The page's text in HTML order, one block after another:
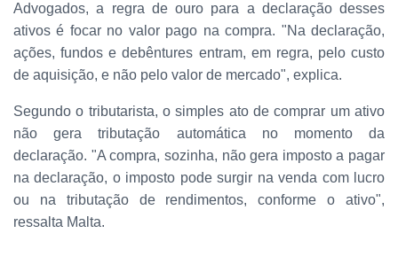
Advogados, a regra de ouro para a declaração desses
ativos é focar no valor pago na compra. "Na declaração,
ações, fundos e debêntures entram, em regra, pelo custo
de aquisição, e não pelo valor de mercado", explica.
Segundo o tributarista, o simples ato de comprar um ativo
não gera tributação automática no momento da
declaração. "A compra, sozinha, não gera imposto a pagar
na declaração, o imposto pode surgir na venda com lucro
ou na tributação de rendimentos, conforme o ativo",
ressalta Malta.